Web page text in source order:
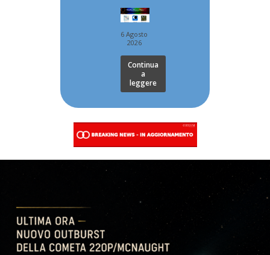
6 Agosto
2026
Continua
a
leggere